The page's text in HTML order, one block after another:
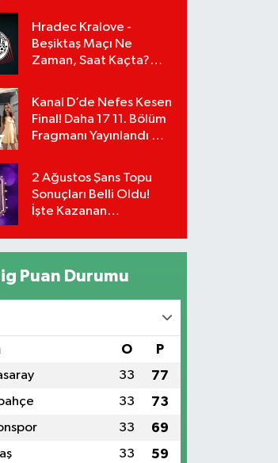
Hradec Kralove -
Beşiktaş Maçı Ne
Zaman, Saat Kaçta?
Detayları!
Kanal D’de Nefes Kesen
Final! Daha 17 11. Bölüm
Fragmanı Yayınlandı Mı?
2 Ağustos Şans Topu
Sonuçları Belli Oldu!
İşte Kazanan
Puan Durumu
O P
33 77
33 73
33 69
33 59